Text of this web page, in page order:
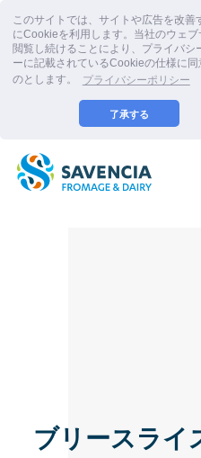
このサイトでは、サイトや広告を改善
にCookieを利用します。当社のウェブ
閲覧し続けることにより、プライバシ
ーに記載されているCookieの仕様に同
のとします。
プライバシーポリシー
了承する
ブリースライ